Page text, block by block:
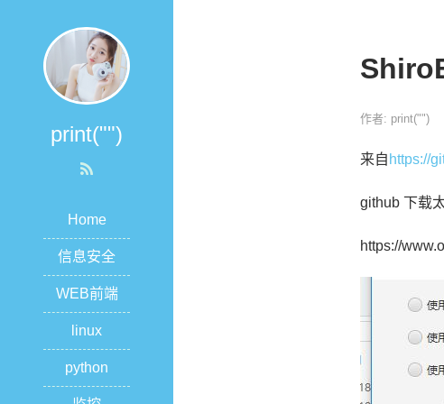
print("")
Home
信息安全
WEB前端
linux
python
作者: print("")
来自 https://
github 下载
https://